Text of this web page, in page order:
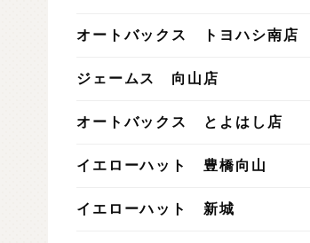
オートバックス トヨハシ南店
ジェームス 向山店
オートバックス とよはし店
イエローハット 豊橋向山
イエローハット 新城